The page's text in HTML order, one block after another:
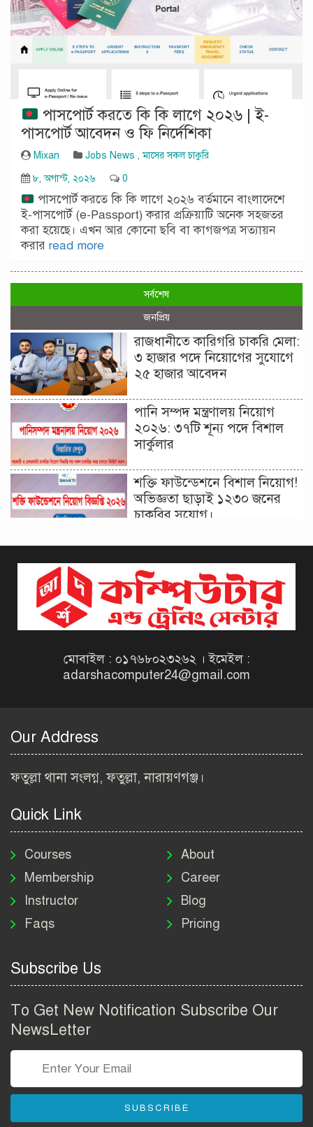
পাসপোর্ট করতে কি কি লাগে ২০২৬ | ই-
পাসপোর্ট আবেদন ও ফি নির্দেশিকা
Mixan Jobs News ,মাসের সকল চাকুরি
৮, অগাস্ট, ২০২৬
0
পাসপোর্ট করতে কি কি লাগে ২০২৬ বর্তমানে বাংলাদেশে
ই-পাসপোর্ট (e-Passport) করার প্রক্রিয়াটি অনেক সহজতর
করা হয়েছে। এখন আর কোনো ছবি বা কাগজপত্র সত্যায়ন
করার read more
সর্বশেষ
জনপ্রিয়
রাজধানীতে কারিগরি চাকরি মেলা:
৩ হাজার পদে নিয়োগের সুযোগে
২৫ হাজার আবেদন
পানি সম্পদ মন্ত্রণালয় নিয়োগ
২০২৬: ৩৭টি শূন্য পদে বিশাল
সার্কুলার
শক্তি ফাউন্ডেশনে বিশাল নিয়োগ!
অভিজ্ঞতা ছাড়াই ১২৩০ জনের
চাকরির সুযোগ।
বিজ্ঞপ্তি ২০২৬ | Taxes Zone
Dinajpur Job Circular 2026
বেসরকারি সংস্থা সেতু (SETU)
Job Circular 2026
২০২৬ | BIWTA Job Circular
নিয়োগ বিজ্ঞপ্তি ২০২৬ | DNC
Job Circular 2026
পাসপোর্ট করতে কি কি লাগে
২০২৬ | ই-পাসপোর্ট আবেদন ও
Group Job Circular 2026
তথ্য অধিদপ্তর নিয়োগ বিজ্ঞপ্তি
বাংলাদেশ পুলিশ এএসআই
মোবাইল : ০১৭৬৮০২৩২৬২ । ইমেইল :
adarshacomputer24@gmail.com
Our Address
ফতুল্লা থানা সংলগ্ন, ফতুল্লা, নারায়ণগঞ্জ।
Quick Link
Courses
Membership
Instructor
Faqs
About
Career
Blog
Pricing
Subscribe Us
To Get New Notification Subscribe Our
NewsLetter
SUBSCRIBE